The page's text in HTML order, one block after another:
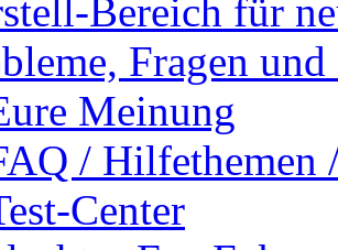
Bereich für
Fragen
Meinung
/ Hilfethemen
Center